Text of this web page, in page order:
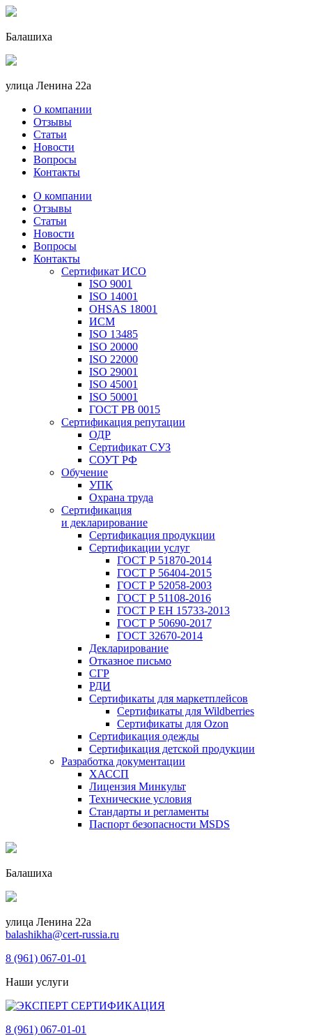
Балашиха
улица Ленина 22a
О компании
Отзывы
Статьи
Новости
Вопросы
Контакты
О компании
Отзывы
Статьи
Новости
Вопросы
Контакты
Сертификат ИСО
ISO 9001
ISO 14001
OHSAS 18001
ИСМ
ISO 13485
ISO 20000
ISO 22000
ISO 29001
ISO 45001
ISO 50001
ГОСТ РВ 0015
Сертификация репутации
ОДР
Сертификат СУЗ
СОУТ РФ
Обучение
УПК
Охрана труда
Сертификация
и декларирование
Сертификация продукции
Сертификации услуг
ГОСТ Р 51870-2014
ГОСТ Р 56404-2015
ГОСТ Р 52058-2003
ГОСТ Р 51108-2016
ГОСТ Р ЕН 15733-2013
ГОСТ Р 50690-2017
ГОСТ 32670-2014
Декларирование
Отказное письмо
СГР
РДИ
Сертификаты для маркетплейсов
Сертификаты для Wildberries
Сертификаты для Ozon
Сертификация одежды
Сертификация детской продукции
Разработка документации
ХАССП
Лицензия Минкульт
Технические условия
Стандарты и регламенты
Паспорт безопасности MSDS
Балашиха
улица Ленина 22a
balashikha@cert-russia.ru
8 (961) 067-01-01
Наши услуги
8 (961) 067-01-01